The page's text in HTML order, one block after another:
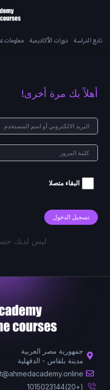
تابع الدراسة دورات الأكاديمية معلومات
أهلاً بك مرة أخرى!
البقاء متصلا
تسجيل الدخول
ليس لديك
جمهورية مصر العربية
مدينة بلقاس - الدقهلية
(+20)1015023144